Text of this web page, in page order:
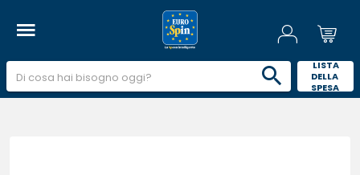
LISTA
DELLA
SPESA